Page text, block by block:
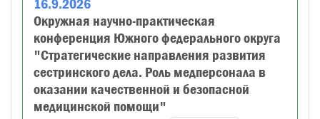
16.9.2026
Окружная научно-практическая
конференция Южного федерального округа
"Стратегические направления развития
сестринского дела. Роль медперсонала в
оказании качественной и безопасной
медицинской помощи"